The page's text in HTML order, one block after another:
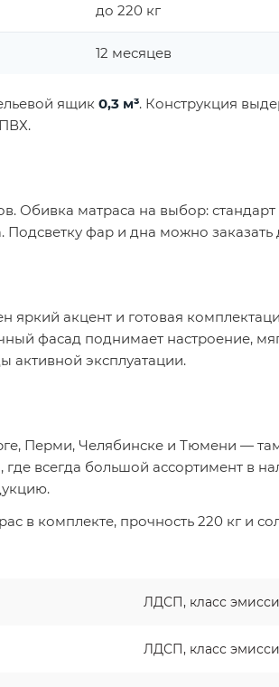
до 220 кг
12 месяцев
ящик 0,3 м³. Конструкция
Обивка матраса на выбор: стандарт
Подсветку фар и дна можно
акцент и готовая
фасад поднимает настроение,
активной эксплуатации.
Перми, Челябинске и Тюмени —
всегда большой ассортимент в
в комплекте, прочность 220 кг и
ЛДСП, класс
ЛДСП, класс